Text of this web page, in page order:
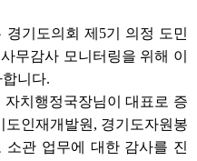
기도의회 제5기 의정 도민
무감사 모니터링을 위해 이
니다.
치행정국장님이 대표로 증
도인재개발원, 경기도자원봉
소관 업무에 대한 감사를 진